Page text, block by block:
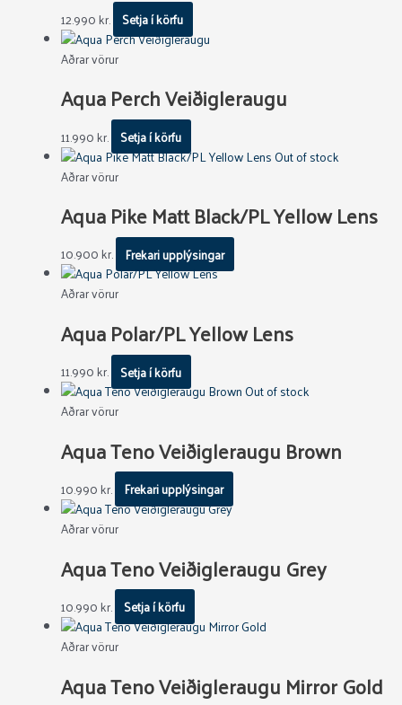
12.990kr. Setja í körfu
Aðrar vörur
Aqua Perch Veiðigleraugu
11.990kr. Setja í körfu
Out of stock
Aðrar vörur
Aqua Pike Matt Black/PL Yellow Lens
10.900kr. Frekari upplýsingar
Aðrar vörur
Aqua Polar/PL Yellow Lens
11.990kr. Setja í körfu
Out of stock
Aðrar vörur
Aqua Teno Veiðigleraugu Brown
10.990kr. Frekari upplýsingar
Aðrar vörur
Aqua Teno Veiðigleraugu Grey
10.990kr. Setja í körfu
Aðrar vörur
Aqua Teno Veiðigleraugu Mirror Gold